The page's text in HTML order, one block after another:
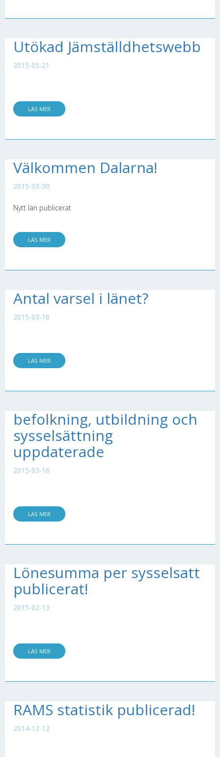
Utökad Jämställdhetswebb
2015-05-21
LÄS MER
Välkommen Dalarna!
2015-03-30
Nytt län publicerat
LÄS MER
Antal varsel i länet?
2015-03-16
LÄS MER
befolkning, utbildning och
sysselsättning
uppdaterade
2015-03-16
LÄS MER
Lönesumma per sysselsatt
publicerat!
2015-02-13
LÄS MER
RAMS statistik publicerad!
2014-12-12